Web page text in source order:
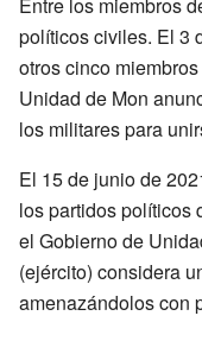
Entre los miembros
políticos civiles. El 3
otros cinco
Unidad de Mon
los militares para
El 15 de junio de
los partidos políticos
el Gobierno de
(ejército) considera
amenazándolos con